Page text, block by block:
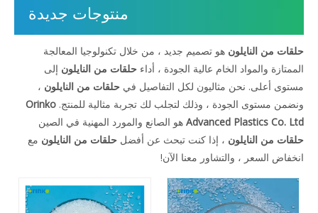
منتوجات جديدة
حلقات من النايلون هو تصميم جديد ، من خلال تكنولوجيا المعالجة
الممتازة والمواد الخام عالية الجودة ، أداء حلقات من النايلون إلى
مستوى أعلى. نحن مثاليون لكل التفاصيل في حلقات من النايلون ،
ونضمن مستوى الجودة ، وذلك لتجلب لك تجربة مثالية للمنتج. Orinko
Advanced Plastics Co. Ltd هو الصانع والمورد المهنية في الصين
حلقات من النايلون ، إذا كنت تبحث عن أفضل حلقات من النايلون مع
انخفاض السعر ، والتشاور معنا الآن!